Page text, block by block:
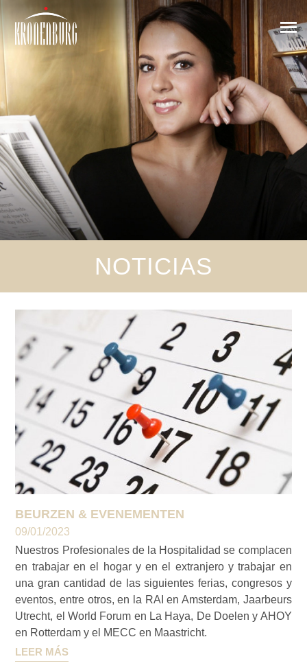
NOTICIAS
BEURZEN & EVENEMENTEN
09/01/2023
Nuestros Profesionales de la Hospitalidad se complacen
en trabajar en el hogar y en el extranjero y trabajar en
una gran cantidad de las siguientes ferias, congresos y
eventos, entre otros, en la RAI en Amsterdam, Jaarbeurs
Utrecht, el World Forum en La Haya, De Doelen y AHOY
en Rotterdam y el MECC en Maastricht.
LEER MÁS